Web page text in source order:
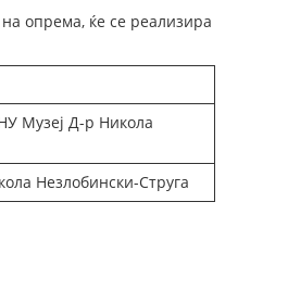
опрема, ќе се реализира
Музеј Д-р Никола
Незлобински-Струга